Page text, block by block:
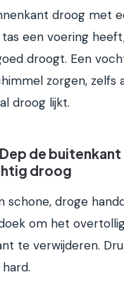
droog met
tas een voering
droogt. Een
zorgen, zelfs
droog lijkt.
de buitenkant
droog
schone, droge
om het
te verwijderen.